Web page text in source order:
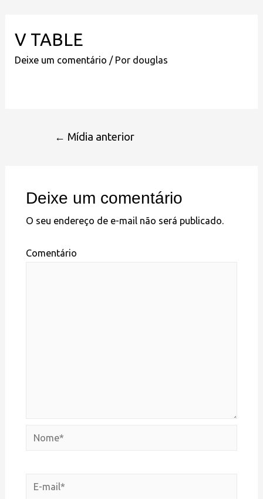
V TABLE
Deixe um comentário / Por douglas
← Mídia anterior
Deixe um comentário
O seu endereço de e-mail não será publicado.
Comentário